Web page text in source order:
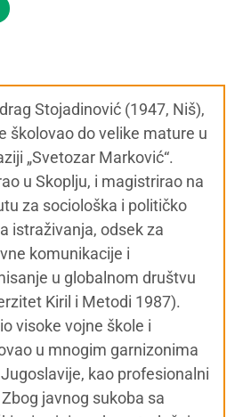
Stojadinović (1947, Niš),
školovao do velike mature u
„Svetozar Marković“.
u Skoplju, i magistrirao na
za sociološka i političko
istraživanja, odsek za
komunikacije i
u globalnom društvu
Kiril i Metodi 1987).
visoke vojne škole i
u mnogim garnizonima
kao profesionalni
javnog sukoba sa